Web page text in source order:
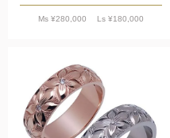
Ms ¥280,000 Ls ¥180,000